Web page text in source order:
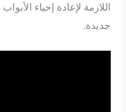
اللازمة لإعادة إحياء
جديدة.